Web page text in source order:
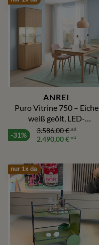
ANREI
Puro Vitrine 750 – Eiche
weiß geölt, LED-
Beleuchtung und
beidseitige Glaseinlage
3.586,00 €*¹
2.490,00 €*¹
-31%
nur 1x da